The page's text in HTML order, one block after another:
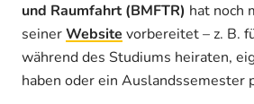
und Raumfahrt (BMFTR) hat noch
seinerWebsite vorbereitet – z. B.
während des Studiums heiraten,
haben oder ein Auslandssemester